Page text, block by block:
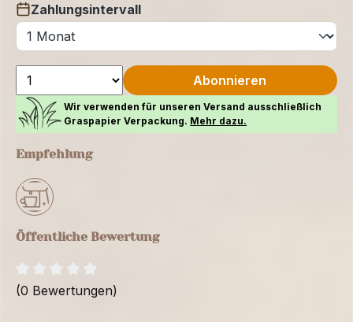
Zahlungsintervall
auswählen
Abonnieren
Wir verwenden für unseren Versand ausschließlich
Graspapier Verpackung. Mehr dazu.
Empfehlung
Öffentliche Bewertung
(0 Bewertungen)